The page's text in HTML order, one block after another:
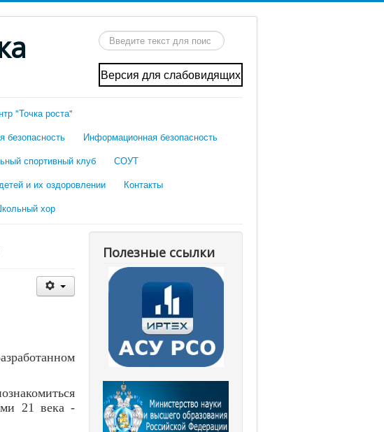
Искать...
Версия для слабовидящих
"Точка роста"
безопасность
Информационная безопасность
спортивный клуб
СОУТ
и их оздоровлении
Контакты
хор
21 века -
Полезные ссылки